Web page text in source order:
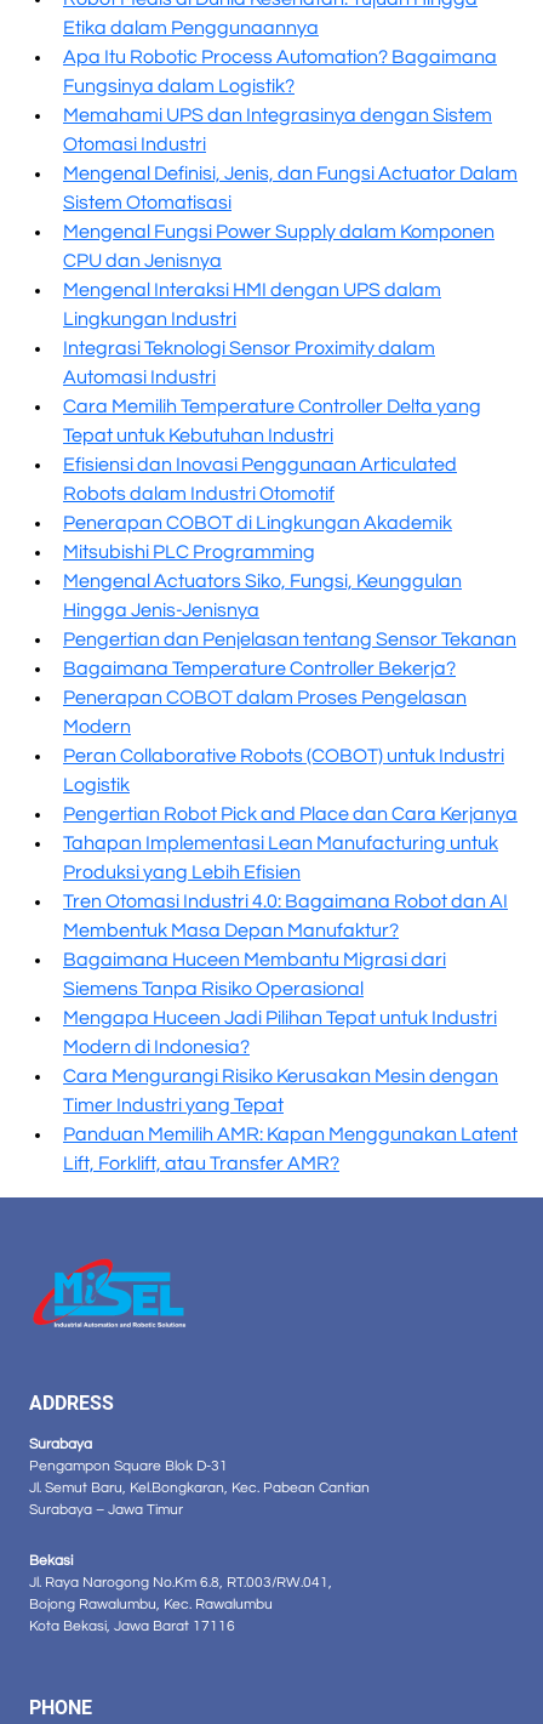
Etika dalam Penggunaannya
Apa Itu Robotic Process Automation? Bagaimana
Fungsinya dalam Logistik?
Memahami UPS dan Integrasinya dengan Sistem
Otomasi Industri
Mengenal Definisi, Jenis, dan Fungsi Actuator Dalam
Sistem Otomatisasi
Mengenal Fungsi Power Supply dalam Komponen
CPU dan Jenisnya
Mengenal Interaksi HMI dengan UPS dalam
Lingkungan Industri
Integrasi Teknologi Sensor Proximity dalam
Automasi Industri
Cara Memilih Temperature Controller Delta yang
Tepat untuk Kebutuhan Industri
Efisiensi dan Inovasi Penggunaan Articulated
Robots dalam Industri Otomotif
Penerapan COBOT di Lingkungan Akademik
Mitsubishi PLC Programming
Mengenal Actuators Siko, Fungsi, Keunggulan
Hingga Jenis-Jenisnya
Pengertian dan Penjelasan tentang Sensor Tekanan
Bagaimana Temperature Controller Bekerja?
Penerapan COBOT dalam Proses Pengelasan
Modern
Peran Collaborative Robots (COBOT) untuk Industri
Logistik
Pengertian Robot Pick and Place dan Cara Kerjanya
Tahapan Implementasi Lean Manufacturing untuk
Produksi yang Lebih Efisien
Tren Otomasi Industri 4.0: Bagaimana Robot dan AI
Membentuk Masa Depan Manufaktur?
Bagaimana Huceen Membantu Migrasi dari
Siemens Tanpa Risiko Operasional
Mengapa Huceen Jadi Pilihan Tepat untuk Industri
Modern di Indonesia?
Cara Mengurangi Risiko Kerusakan Mesin dengan
Timer Industri yang Tepat
Panduan Memilih AMR: Kapan Menggunakan Latent
Lift, Forklift, atau Transfer AMR?
ADDRESS
Surabaya
Pengampon Square Blok D-31
Jl. Semut Baru, Kel.Bongkaran, Kec. Pabean Cantian
Surabaya – Jawa Timur
Bekasi
Jl. Raya Narogong No.Km 6.8, RT.003/RW.041,
Bojong Rawalumbu, Kec. Rawalumbu
Kota Bekasi, Jawa Barat 17116
PHONE